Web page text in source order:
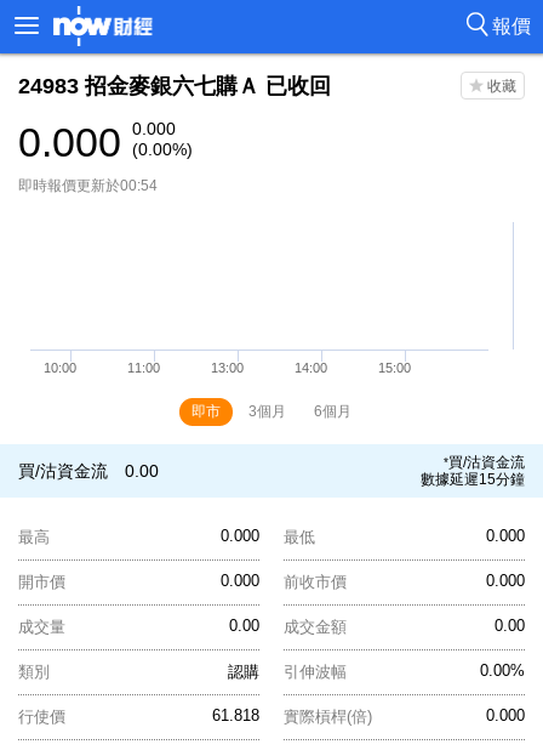
報價
24983 招金麥銀六七購Ａ 已收回
0.000
0.000
(0.00%)
即時報價更新於00:54
即市 3個月 6個月
買/沽資金流 0.00 *買/沽資金流
數據延遲15分鐘
0.000
最高 0.000
最低
0.000
開市價 0.000
前收市價
0.00
成交量 0.00
成交金額
認購
類別 0.00%
引伸波幅
61.818
行使價 0.000
實際槓桿(倍)